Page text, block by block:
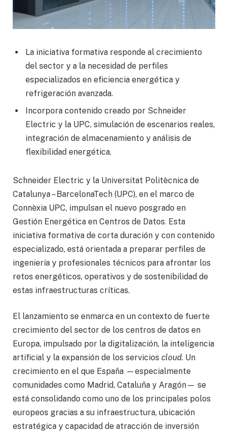
La iniciativa formativa responde al crecimiento
del sector y a la necesidad de perfiles
especializados en eficiencia energética y
refrigeración avanzada.
Incorpora contenido creado por Schneider
Electric y la UPC, simulación de escenarios reales,
integración de almacenamiento y análisis de
flexibilidad energética.
Schneider Electric y la Universitat Politècnica de
Catalunya – BarcelonaTech (UPC), en el marco de
Connèxia UPC, impulsan el nuevo posgrado en
Gestión Energética en Centros de Datos. Esta
iniciativa formativa de corta duración y con contenido
especializado, está orientada a preparar perfiles de
ingeniería y profesionales técnicos para afrontar los
retos energéticos, operativos y de sostenibilidad de
estas infraestructuras críticas.
El lanzamiento se enmarca en un contexto de fuerte
crecimiento del sector de los centros de datos en
Europa, impulsado por la digitalización, la inteligencia
artificial y la expansión de los servicios cloud. Un
crecimiento en el que España —especialmente
comunidades como Madrid, Cataluña y Aragón— se
está consolidando como uno de los principales polos
europeos gracias a su infraestructura, ubicación
estratégica y capacidad de atracción de inversión